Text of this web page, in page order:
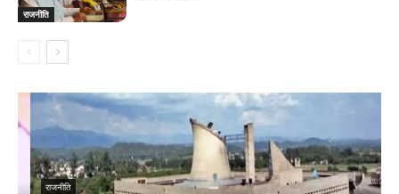
राजनीति
राजनीति